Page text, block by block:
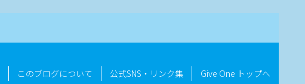
このブログについて 公式SNS・リンク集 Give One トップへ